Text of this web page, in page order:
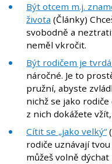
Být otcem m.j.
života (Články)
svobodně a
neměl vkročit.
Být rodičem je
náročné. Je to
pružní, abyste
nichž se jako
z nich dokážete
Cítit se „jako velký“
rodiče uznávají
můžeš volně dýchat